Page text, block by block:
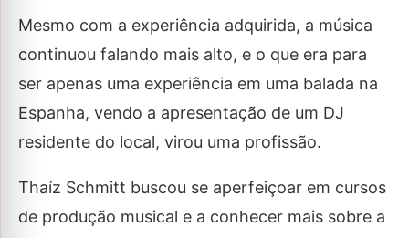
Mesmo com a experiência adquirida, a música
continuou falando mais alto, e o que era para
ser apenas uma experiência em uma balada na
Espanha, vendo a apresentação de um DJ
residente do local, virou uma profissão.
Thaíz Schmitt buscou se aperfeiçoar em cursos
de produção musical e a conhecer mais sobre a